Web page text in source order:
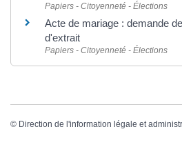
Papiers - Citoyenneté - Élections
Acte de mariage : demande
d'extrait
Papiers - Citoyenneté - Élections
© Direction de l'information légale et